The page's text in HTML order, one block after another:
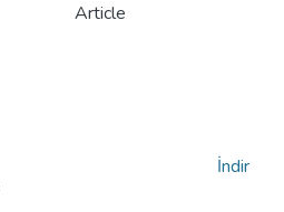
Article
İndir